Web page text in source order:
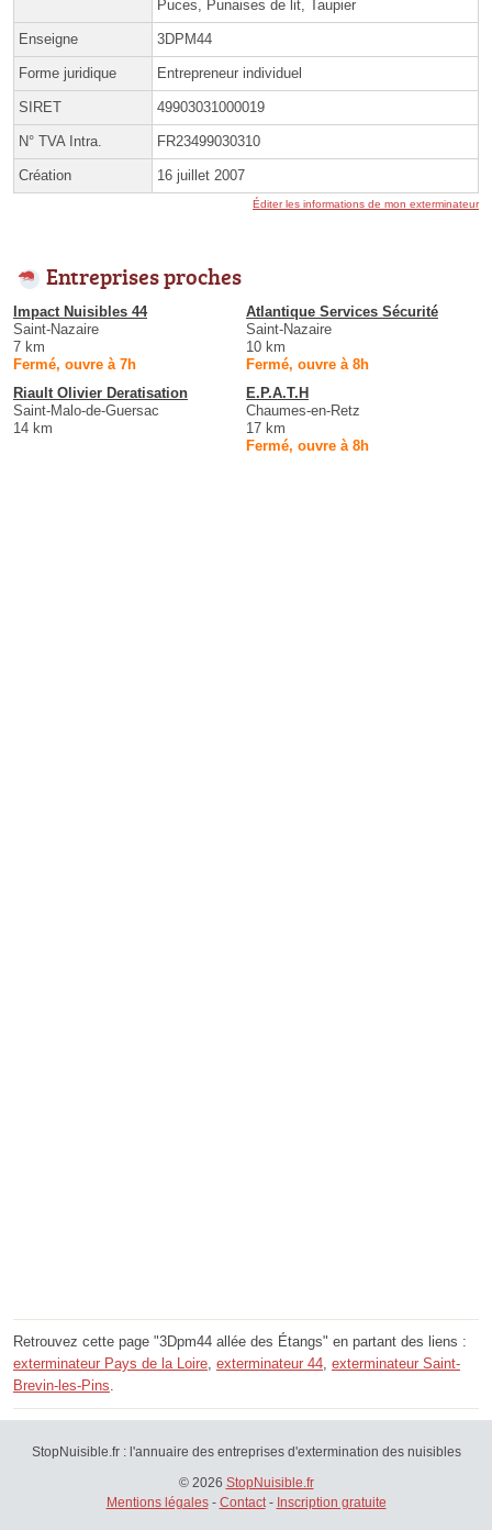
Puces, Punaises de lit, Taupier
Enseigne 3DPM44
Forme juridique Entrepreneur individuel
SIRET 49903031000019
N° TVA Intra. FR23499030310
Création 16 juillet 2007
Éditer les informations de mon exterminateur
Entreprises proches
Impact Nuisibles 44
Saint-Nazaire
7 km
Fermé, ouvre à 7h
Atlantique Services Sécurité
Saint-Nazaire
10 km
Fermé, ouvre à 8h
Riault Olivier Deratisation
Saint-Malo-de-Guersac
14 km
E.P.A.T.H
Chaumes-en-Retz
17 km
Fermé, ouvre à 8h
Retrouvez cette page "3Dpm44 allée des Étangs" en partant des liens :
exterminateur Pays de la Loire, exterminateur 44, exterminateur Saint-
Brevin-les-Pins.
StopNuisible.fr : l'annuaire des entreprises d'extermination des nuisibles
© 2026 StopNuisible.fr
Mentions légales- Contact- Inscription gratuite